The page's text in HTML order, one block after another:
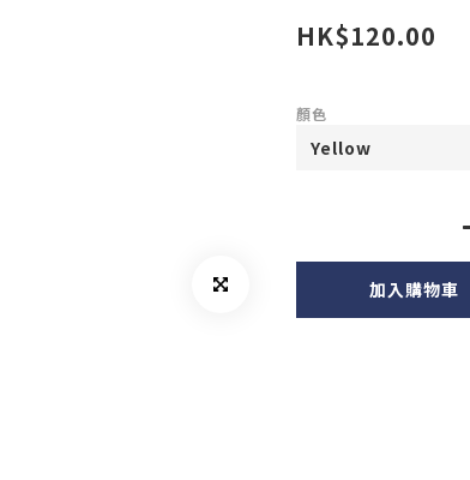
HK$120.00
顏色
加入購物車